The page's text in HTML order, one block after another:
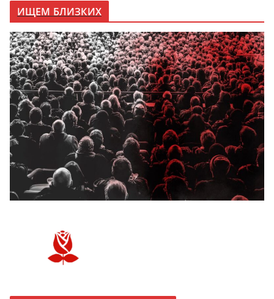
ИЩЕМ БЛИЗКИХ